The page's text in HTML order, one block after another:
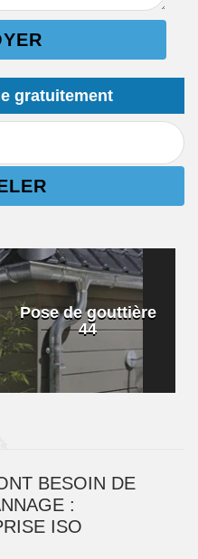
gratuitement
Pose de gouttière
44
BESOIN DE
:
ISO